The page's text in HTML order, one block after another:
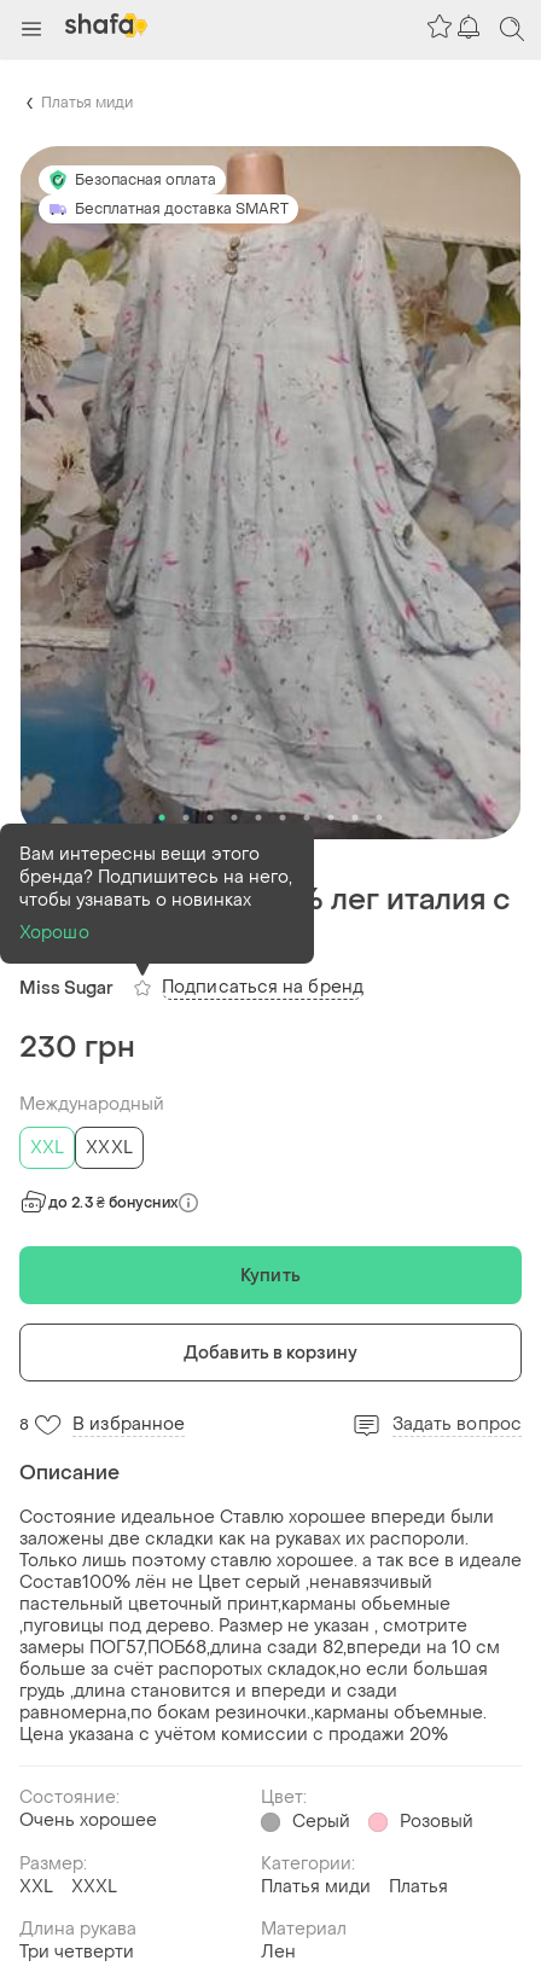
Платья миди
Безопасная оплата
Бесплатная доставка SMART
В наличии1 шт
Платье ,туника 100% лег италия с
карманами xl-xxl
Miss Sugar
Вам интересны вещи этого
бренда? Подпишитесь на него,
чтобы узнавать о новинках
Хорошо
Подписаться на бренд
230 грн
Международный
XXL
XXXL
до 2.3 ₴ бонусних
Купить
Добавить в корзину
8 В избранное Задать вопрос
Описание
Состояние идеальное Ставлю хорошее впереди были
заложены две складки как на рукавах их распороли.
Только лишь поэтому ставлю хорошее. а так все в идеале
Состав100% лён не Цвет серый ,ненавязчивый
пастельный цветочный принт,карманы обьемные
,пуговицы под дерево. Размер не указан , смотрите
замеры ПОГ57,ПОБ68,длина сзади 82,впереди на 10 см
больше за счёт распоротых складок,но если большая
грудь ,длина становится и впереди и сзади
равномерна,по бокам резиночки.,карманы объемные.
Цена указана с учётом комиссии с продажи 20%
Состояние:
Очень хорошее
Цвет:
Серый
Розовый
Размер:
XXL
XXXL
Категории:
Платья миди
Платья
Длина рукава
Три четверти
Материал
Лен